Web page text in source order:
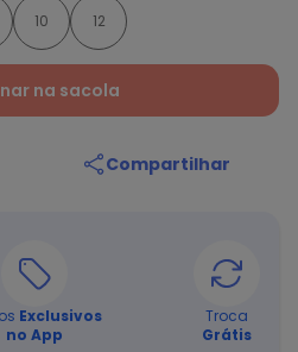
10 12
na sacola
Compartilhar
Exclusivos
no App
Troca
Grátis